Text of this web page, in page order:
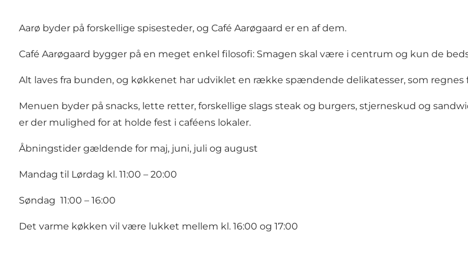
Aarø byder på forskellige spisesteder, og Café Aarøgaard er en af dem.
Café Aarøgaard bygger på en meget enkel filosofi: Smagen skal være i centrum og kun de
Alt laves fra bunden, og køkkenet har udviklet en række spændende delikatesser, som
Menuen byder på snacks, lette retter, forskellige slags steak og burgers, stjerneskud og
er der mulighed for at holde fest i caféens lokaler.
Åbningstider gældende for maj, juni, juli og august
Mandag til Lørdag kl. 11:00 – 20:00
Søndag 11:00 – 16:00
Det varme køkken vil være lukket mellem kl. 16:00 og 17:00